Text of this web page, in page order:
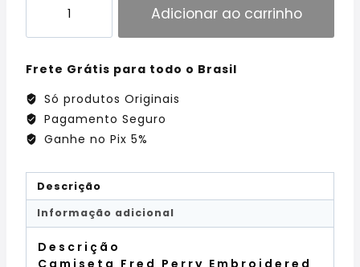
Adicionar ao carrinho
Frete Grátis para todo o Brasil
Só produtos Originais
Pagamento Seguro
Ganhe no Pix 5%
Descrição
Informação adicional
Descrição
Camiseta Fred Perry Embroidered